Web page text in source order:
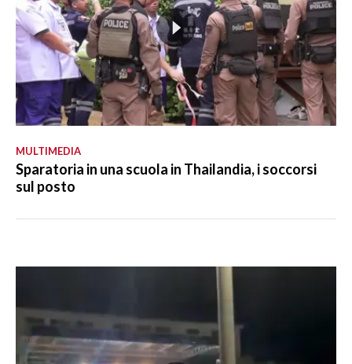
MULTIMEDIA
Sparatoria in una scuola in Thailandia, i soccorsi
sul posto